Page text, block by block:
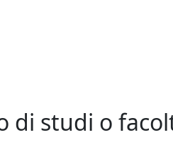
di studi o